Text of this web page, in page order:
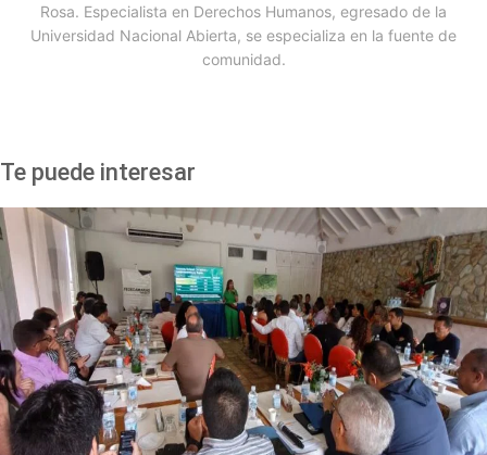
Rosa. Especialista en Derechos Humanos, egresado de la
Universidad Nacional Abierta, se especializa en la fuente de
comunidad.
Te puede interesar